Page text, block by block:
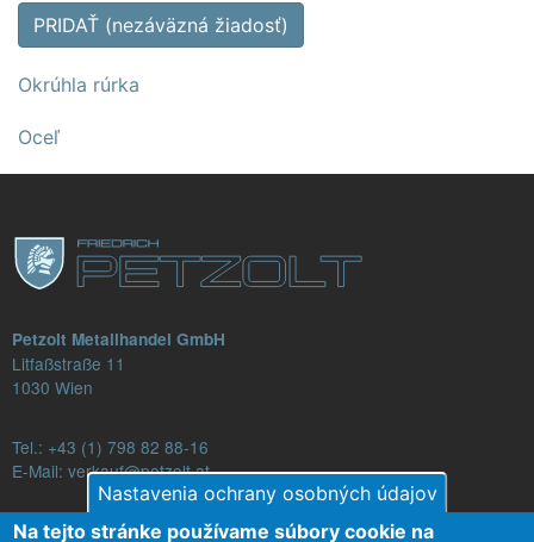
PRIDAŤ (nezáväzná žiadosť)
Okrúhla rúrka
Oceľ
Petzolt Metallhandel GmbH
Litfaßstraße 11
1030 Wien
Tel.: +43 (1) 798 82 88-16
E-Mail: verkauf@petzolt.at
Nastavenia ochrany osobných údajov
Na tejto stránke používame súbory cookie na